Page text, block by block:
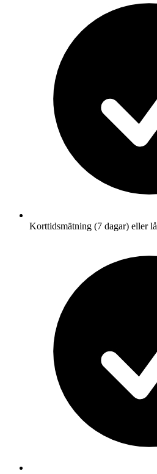
Korttidsmätning (7 dagar) eller